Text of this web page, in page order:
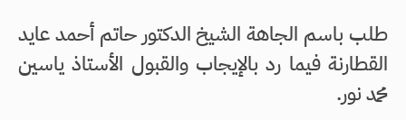
طلب باسم الجاهة الشيخ الدكتور حاتم أحمد عايد
القطارنة فيما رد بالإيجاب والقبول الأستاذ ياسين
محمد نور.